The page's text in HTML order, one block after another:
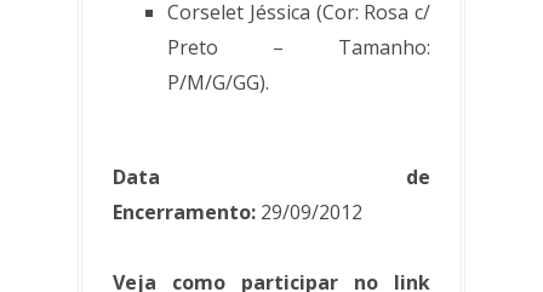
Corselet Jéssica (Cor: Rosa c/
Preto – Tamanho:
P/M/G/GG).
Data de
Encerramento: 29/09/2012
Veja como participar no link